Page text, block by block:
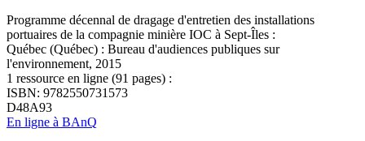
Programme décennal de dragage d'entretien des installations
portuaires de la compagnie minière IOC à Sept-Îles :
Québec (Québec) : Bureau d'audiences publiques sur
l'environnement, 2015
1 ressource en ligne (91 pages) :
ISBN: 9782550731573
D48A93
En ligne à BAnQ